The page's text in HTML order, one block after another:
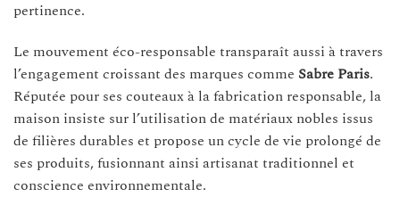
pertinence.
Le mouvement éco-responsable transparaît aussi à travers
l’engagement croissant des marques comme Sabre Paris.
Réputée pour ses couteaux à la fabrication responsable, la
maison insiste sur l’utilisation de matériaux nobles issus
de filières durables et propose un cycle de vie prolongé de
ses produits, fusionnant ainsi artisanat traditionnel et
conscience environnementale.